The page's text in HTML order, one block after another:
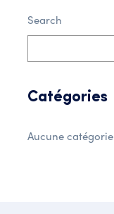
Search
Catégories
Aucune catégorie